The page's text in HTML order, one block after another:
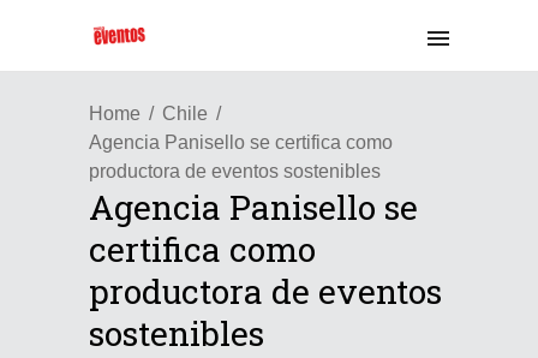
Home
Chile
Agencia Panisello se certifica como
productora de eventos sostenibles
Agencia Panisello se
certifica como
productora de eventos
sostenibles